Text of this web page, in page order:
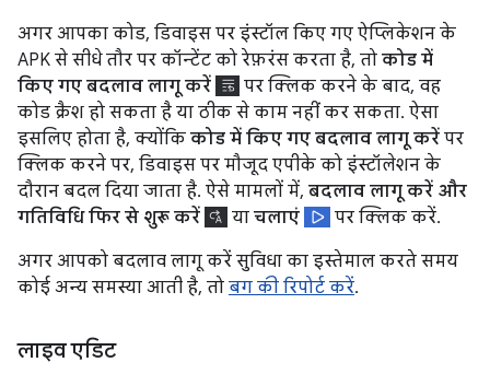
अगर आपका कोड, डिवाइस पर इंस्टॉल किए गए ऐप्लिकेशन के
APK से सीधे तौर पर कॉन्टेंट को रेफ़रंस करता है, तो कोड में
किए गए बदलाव लागू करें
पर क्लिक करने के बाद, वह
कोड क्रैश हो सकता है या ठीक से काम नहीं कर सकता. ऐसा
इसलिए होता है, क्योंकि कोड में किए गए बदलाव लागू करें पर
क्लिक करने पर, डिवाइस पर मौजूद एपीके को इंस्टॉलेशन के
दौरान बदल दिया जाता है. ऐसे मामलों में, बदलाव लागू करें और
गतिविधि फिर से शुरू करें
याचलाएं
पर क्लिक करें.
अगर आपको बदलाव लागू करें सुविधा का इस्तेमाल करते समय
कोई अन्य समस्या आती है, तो बग की रिपोर्ट करें.
लाइव एडिट